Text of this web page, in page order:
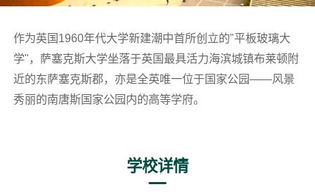
作为英国1960年代大学新建潮中首所创立的"平板玻璃大
学"，萨塞克斯大学坐落于英国最具活力海滨城镇布莱顿附
近的东萨塞克斯郡，亦是全英唯一位于国家公园——风景
秀丽的南唐斯国家公园内的高等学府。
学校详情